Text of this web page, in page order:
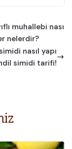
muhallebi nası
nelerdir?
nasıl yapı
simidi tarifi!